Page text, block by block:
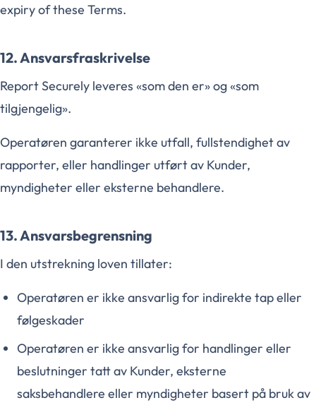
expiry of these Terms.
12. Ansvarsfraskrivelse
Report Securely leveres «som den er» og «som
tilgjengelig».
Operatøren garanterer ikke utfall, fullstendighet av
rapporter, eller handlinger utført av Kunder,
myndigheter eller eksterne behandlere.
13. Ansvarsbegrensning
I den utstrekning loven tillater:
Operatøren er ikke ansvarlig for indirekte tap eller
følgeskader
Operatøren er ikke ansvarlig for handlinger eller
beslutninger tatt av Kunder, eksterne
saksbehandlere eller myndigheter basert på bruk av